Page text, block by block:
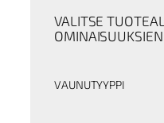
VALITSE
VAUNUTYYPPI